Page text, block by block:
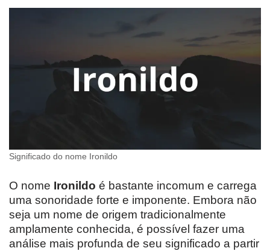
Significado do nome Ironildo
O nome Ironildo é bastante incomum e carrega
uma sonoridade forte e imponente. Embora não
seja um nome de origem tradicionalmente
amplamente conhecida, é possível fazer uma
análise mais profunda de seu significado a partir